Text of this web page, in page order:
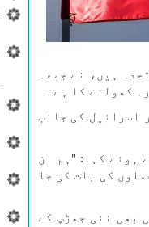
ہیں، نے جمعہ
اسرائیل کی جانب
ہوئے کہا: "ہم ان
کی بات کی جا
بھی نئی جھڑپ کے